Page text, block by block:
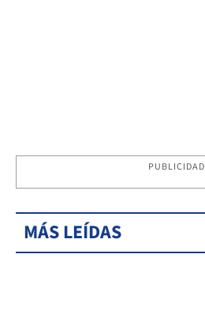
PUBLICIDAD
MÁS LEÍDAS